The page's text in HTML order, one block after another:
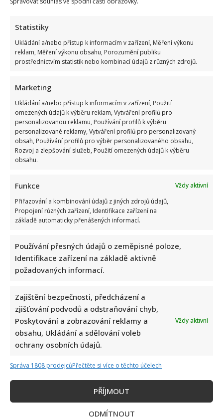
Statistiky
Ukládání a/nebo přístup k informacím v zařízení, Měření výkonu
reklam, Měření výkonu obsahu, Porozumění publiku
prostřednictvím statistik nebo kombinací údajů z různých zdrojů.
Marketing
Ukládání a/nebo přístup k informacím v zařízení, Použití
omezených údajů k výběru reklam, Vytváření profilů pro
personalizovanou reklamu, Používání profilů k výběru
personalizované reklamy, Vytváření profilů pro personalizovaný
obsah, Používání profilů pro výběr personalizovaného obsahu,
Rozvoj a zlepšování služeb, Použití omezených údajů k výběru
obsahu.
Funkce
Vždy aktivní
Přiřazování a kombinování údajů z jiných zdrojů údajů,
Propojení různých zařízení, Identifikace zařízení na
základě automaticky přenášených informací.
Používání přesných údajů o zeměpisné poloze,
Identifikace zařízení na základě aktivně
požadovaných informací.
Zajištění bezpečnosti, předcházení a
zjišťování podvodů a odstraňování chyb,
Poskytování a zobrazování reklamy a
obsahu, Ukládání a sdělování voleb
ochrany osobních údajů.
Vždy aktivní
Správa 1808 prodejcůPřečtěte si více o těchto účelech
PŘÍJMOUT
ODMÍTNOUT
koncertech, ale největší slávu mají za sebou
Eva Holubová rozjela s dcerou nový podcast: „Radši budu
zastydlá puberťačka než zaprděná důchodkyně“
50 let od nehody Nikiho Laudy: Z hořícího Ferrari do dalšího
závodu za pouhých 42 dní